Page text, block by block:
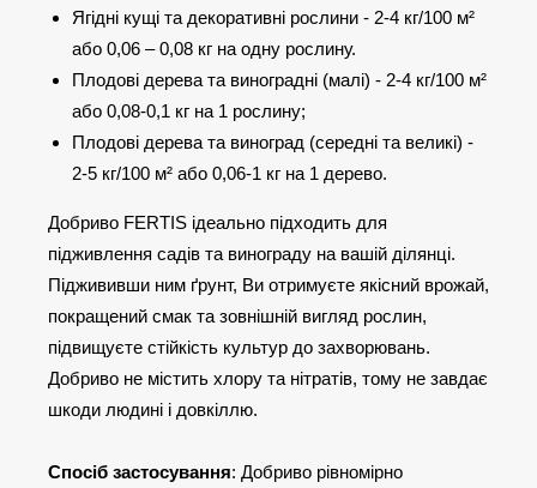
Ягідні кущі та декоративні рослини - 2-4 кг/100 м²
або 0,06 – 0,08 кг на одну рослину.
Плодові дерева та виноградні (малі) - 2-4 кг/100 м²
або 0,08-0,1 кг на 1 рослину;
Плодові дерева та виноград (середні та великі) -
2-5 кг/100 м² або 0,06-1 кг на 1 дерево.
Добриво FERTIS ідеально підходить для
підживлення садів та винограду на вашій ділянці.
Піджививши ним ґрунт, Ви отримуєте якісний врожай,
покращений смак та зовнішній вигляд рослин,
підвищуєте стійкість культур до захворювань.
Добриво не містить хлору та нітратів, тому не завдає
шкоди людині і довкіллю.
Спосіб застосування: Добриво рівномірно